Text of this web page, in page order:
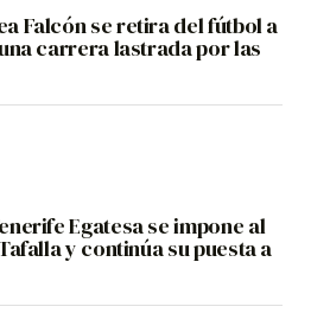
Falcón se retira del fútbol a
carrera lastrada por las
Egatesa se impone al
y continúa su puesta a